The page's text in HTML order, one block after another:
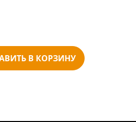
В КОРЗИНУ